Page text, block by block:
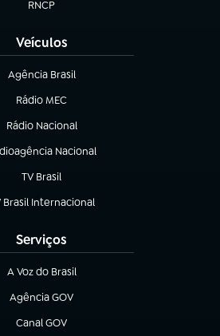
RNCP
(abre em nova aba)
Veículos
Agência Brasil
(abre em nova aba)
Rádio MEC
(abre em nova aba)
Rádio Nacional
Nacional
em nova aba)
TV Brasil
(abre em nova aba)
Brasil Internacional
em nova aba)
Serviços
A Voz do Brasil
(abre em nova aba)
Agência GOV
(abre em nova aba)
Canal GOV
(abre em nova aba)